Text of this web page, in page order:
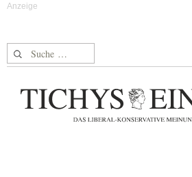
Suche nach: